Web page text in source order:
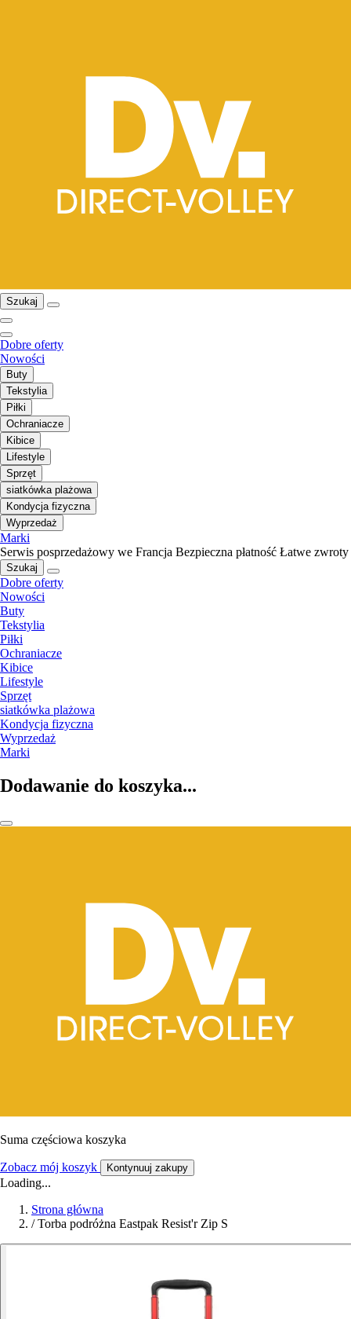
Szukaj
Dobre oferty
Nowości
Buty
Tekstylia
Piłki
Ochraniacze
Kibice
Lifestyle
Sprzęt
siatkówka plażowa
Kondycja fizyczna
Wyprzedaż
Marki
Serwis posprzedażowy we Francja Bezpieczna płatność Łatwe zwroty
Szukaj
Dobre oferty
Nowości
Buty
Tekstylia
Piłki
Ochraniacze
Kibice
Lifestyle
Sprzęt
siatkówka plażowa
Kondycja fizyczna
Wyprzedaż
Marki
Dodawanie do koszyka...
Suma częściowa koszyka
Zobacz mój koszyk Kontynuuj zakupy
Loading...
Strona główna
/ Torba podróżna Eastpak Resist'r Zip S